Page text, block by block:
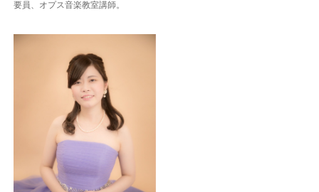
要員、オプス音楽教室講師。